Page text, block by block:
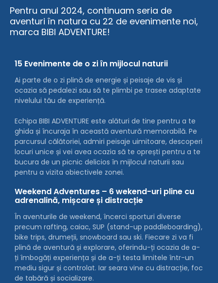
Pentru anul 2024, continuam seria de
aventuri în natura cu 22 de evenimente noi,
marca BIBI ADVENTURE!
15 Evenimente de o zi în mijlocul naturii
Ai parte de o zi plină de energie și peisaje de vis și
ocazia să pedalezi sau să te plimbi pe trasee adaptate
nivelului tău de experiență.
Echipa BIBI ADVENTURE este alături de tine pentru a te
ghida și încuraja în această aventură memorabilă. Pe
parcursul călătoriei, admiri peisaje uimitoare, descoperi
locuri unice și vei avea ocazia să te oprești pentru a te
bucura de un picnic delicios în mijlocul naturii sau
pentru a vizita obiectivele zonei.
Weekend Adventures – 6 wekend-uri pline cu
adrenalină, mișcare și distracție
În aventurile de weekend, încerci sporturi diverse
precum rafting, caiac, SUP (stand-up paddleboarding),
bike trips, drumeții, snowboard sau ski. Fiecare zi va fi
plină de aventură și explorare, oferindu-ți ocazia de a-
ți îmbogăți experiența și de a-ți testa limitele într-un
mediu sigur și controlat. Iar seara vine cu distracție, foc
de tabără și socializare.